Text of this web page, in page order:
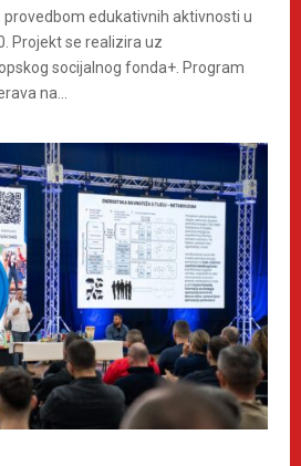
edukativnih aktivnosti u
Projekt se realizira uz
socijalnog fonda+. Program
na...